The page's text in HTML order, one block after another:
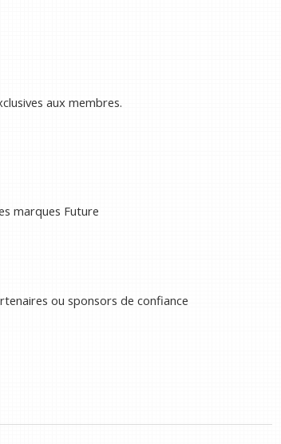
aux membres.
marques Future
ou sponsors de confiance